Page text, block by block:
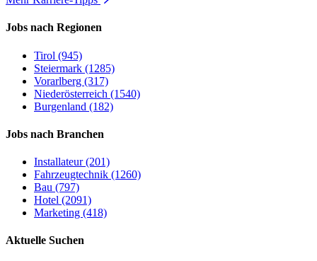
Jobs nach Regionen
Tirol (945)
Steiermark (1285)
Vorarlberg (317)
Niederösterreich (1540)
Burgenland (182)
Jobs nach Branchen
Installateur (201)
Fahrzeugtechnik (1260)
Bau (797)
Hotel (2091)
Marketing (418)
Aktuelle Suchen